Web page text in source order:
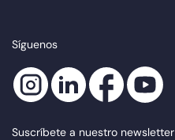
Síguenos
Suscríbete a nuestro newsletter